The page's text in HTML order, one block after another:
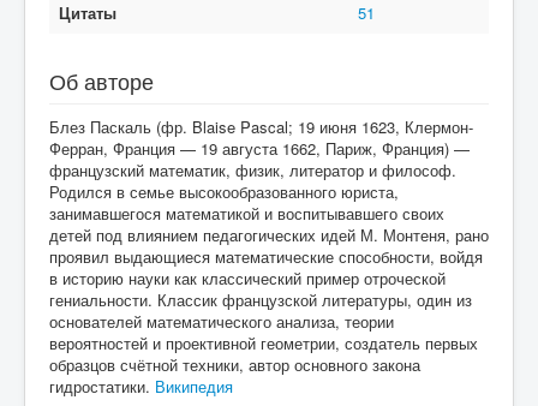
Цитаты 51
Об авторе
Блез Паскаль (фр. Blaise Pascal; 19 июня 1623, Клермон-
Ферран, Франция — 19 августа 1662, Париж, Франция) —
французский математик, физик, литератор и философ.
Родился в семье высокообразованного юриста,
занимавшегося математикой и воспитывавшего своих
детей под влиянием педагогических идей М. Монтеня, рано
проявил выдающиеся математические способности, войдя
в историю науки как классический пример отроческой
гениальности. Классик французской литературы, один из
основателей математического анализа, теории
вероятностей и проективной геометрии, создатель первых
образцов счётной техники, автор основного закона
гидростатики. Википедия